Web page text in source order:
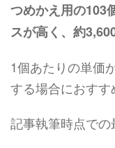
つめかえ用の103
スが高く、約
1個あたりの単価
する場合におすす
記事執筆時点での